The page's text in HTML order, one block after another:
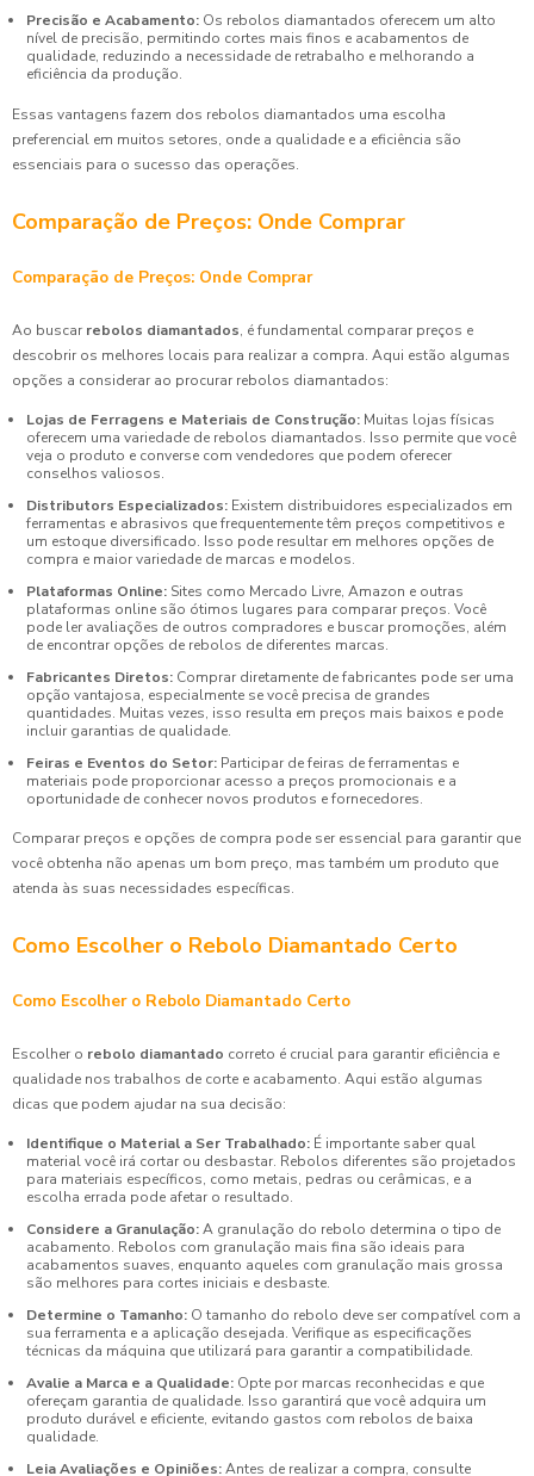
Precisão e Acabamento: Os rebolos diamantados oferecem um alto
nível de precisão, permitindo cortes mais finos e acabamentos de
qualidade, reduzindo a necessidade de retrabalho e melhorando a
eficiência da produção.
Essas vantagens fazem dos rebolos diamantados uma escolha
preferencial em muitos setores, onde a qualidade e a eficiência são
essenciais para o sucesso das operações.
Comparação de Preços: Onde Comprar
Comparação de Preços: Onde Comprar
Ao buscar rebolos diamantados, é fundamental comparar preços e
descobrir os melhores locais para realizar a compra. Aqui estão algumas
opções a considerar ao procurar rebolos diamantados:
Lojas de Ferragens e Materiais de Construção: Muitas lojas físicas
oferecem uma variedade de rebolos diamantados. Isso permite que você
veja o produto e converse com vendedores que podem oferecer
conselhos valiosos.
Distributors Especializados: Existem distribuidores especializados em
ferramentas e abrasivos que frequentemente têm preços competitivos e
um estoque diversificado. Isso pode resultar em melhores opções de
compra e maior variedade de marcas e modelos.
Plataformas Online: Sites como Mercado Livre, Amazon e outras
plataformas online são ótimos lugares para comparar preços. Você
pode ler avaliações de outros compradores e buscar promoções, além
de encontrar opções de rebolos de diferentes marcas.
Fabricantes Diretos: Comprar diretamente de fabricantes pode ser uma
opção vantajosa, especialmente se você precisa de grandes
quantidades. Muitas vezes, isso resulta em preços mais baixos e pode
incluir garantias de qualidade.
Feiras e Eventos do Setor: Participar de feiras de ferramentas e
materiais pode proporcionar acesso a preços promocionais e a
oportunidade de conhecer novos produtos e fornecedores.
Comparar preços e opções de compra pode ser essencial para garantir que
você obtenha não apenas um bom preço, mas também um produto que
atenda às suas necessidades específicas.
Como Escolher o Rebolo Diamantado Certo
Como Escolher o Rebolo Diamantado Certo
Escolher o rebolo diamantado correto é crucial para garantir eficiência e
qualidade nos trabalhos de corte e acabamento. Aqui estão algumas
dicas que podem ajudar na sua decisão:
Identifique o Material a Ser Trabalhado: É importante saber qual
material você irá cortar ou desbastar. Rebolos diferentes são projetados
para materiais específicos, como metais, pedras ou cerâmicas, e a
escolha errada pode afetar o resultado.
Considere a Granulação:A granulação do rebolo determina o tipo de
acabamento. Rebolos com granulação mais fina são ideais para
acabamentos suaves, enquanto aqueles com granulação mais grossa
são melhores para cortes iniciais e desbaste.
Determine o Tamanho: O tamanho do rebolo deve ser compatível com a
sua ferramenta e a aplicação desejada. Verifique as especificações
técnicas da máquina que utilizará para garantir a compatibilidade.
Avalie a Marca e a Qualidade: Opte por marcas reconhecidas e que
ofereçam garantia de qualidade. Isso garantirá que você adquira um
produto durável e eficiente, evitando gastos com rebolos de baixa
qualidade.
Leia Avaliações e Opiniões:Antes de realizar a compra, consulte